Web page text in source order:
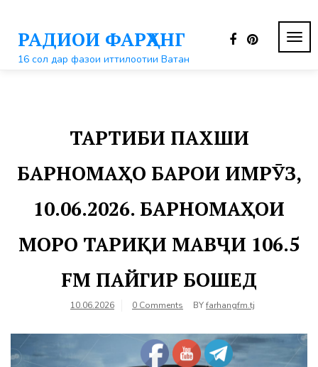
контентуРАДИОИ ФАРҲАНГ
16 сол дар фазои иттилоотии Ватан
ТАРТИБИ ПАХШИ
БАРНОМАҲО БАРОИ ИМРӮЗ,
10.06.2026. БАРНОМАҲОИ
МОРО ТАРИҚИ МАВҶИ 106.5
FM ПАЙГИР БОШЕД
10.06.2026 0 Comments BYfarhangfm.tj